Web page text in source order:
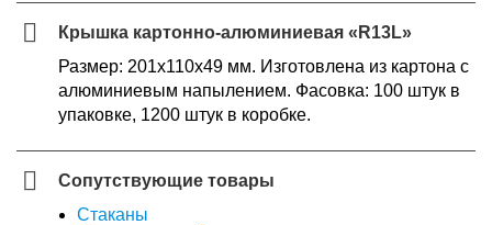
Крышка картонно-алюминиевая «R13L»
Размер: 201х110х49 мм. Изготовлена из картона с
алюминиевым напылением. Фасовка: 100 штук в
упаковке, 1200 штук в коробке.
Сопутствующие товары
Стаканы